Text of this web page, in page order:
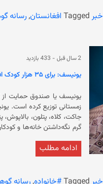
زخمی‌ها اعلام کرده‌اند.
خبر Tagged افغانستان,رسانه
2 سال قبل - 433 بازدید
یونیسف: برای ۳۵ هزار کودک افغان لباس‌های زمستانی توزیع کردیم
سرپرست بر کشور، زمینه
سازمان، شمار کودکان زیر پنج سال مبتلا
ادامه مطلب